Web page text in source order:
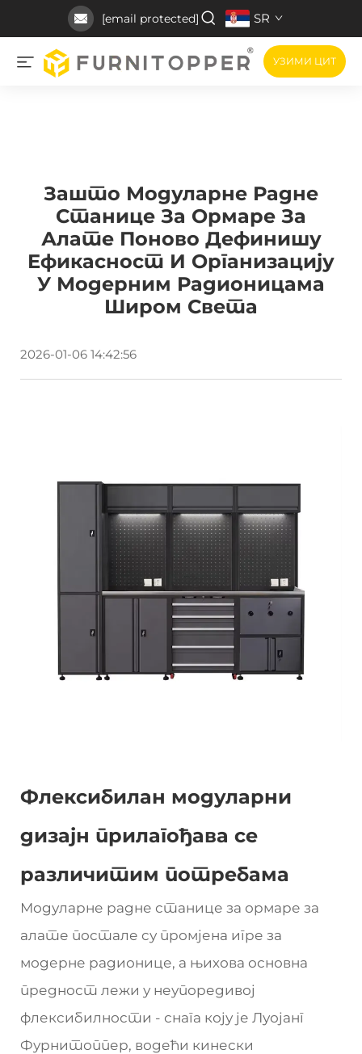
[email protected] SR
УЗИМИ ЦИТ
Зашто Модуларне Радне
Станице За Ормаре За
Алате Поново Дефинишу
Ефикасност И Организацију
У Модерним Радионицама
Широм Света
2026-01-06 14:42:56
Флексибилан модуларни
дизајн прилагођава се
различитим потребама
Модуларне радне станице за ормаре за
алате постале су промјена игре за
модерне радионице, а њихова основна
предност лежи у неупоредивој
флексибилности - снага коју је Луојанг
Фурнитоппер, водећи кинески